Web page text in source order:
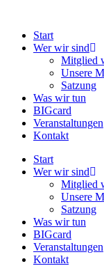
springenStart
Wer wir sind
Mitglied
Unsere
Satzung
Was wir tun
BIGcard
Veranstaltungen
Kontakt
Start
Wer wir sind
Mitglied
Unsere
Satzung
Was wir tun
BIGcard
Veranstaltungen
Kontakt